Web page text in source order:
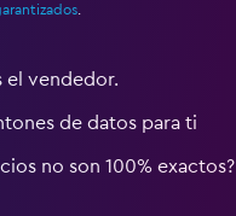
el vendedor.
de datos para ti
no son 100% exactos?